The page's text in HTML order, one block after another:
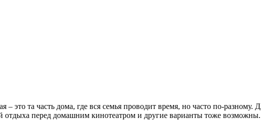
– это та часть дома, где вся семья проводит время, но часто по-разному.
отдыха перед домашним кинотеатром и другие варианты тоже возможны.